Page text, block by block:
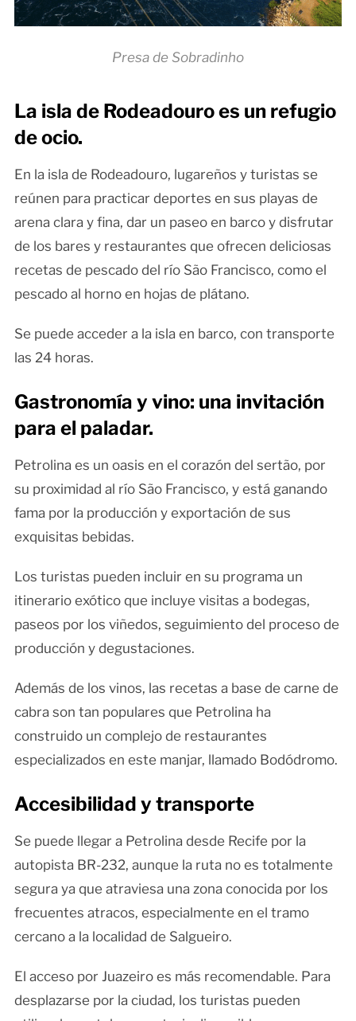
Presa de Sobradinho
La isla de Rodeadouro es un refugio
de ocio.
En la isla de Rodeadouro, lugareños y turistas se
reúnen para practicar deportes en sus playas de
arena clara y fina, dar un paseo en barco y disfrutar
de los bares y restaurantes que ofrecen deliciosas
recetas de pescado del río São Francisco, como el
pescado al horno en hojas de plátano.
Se puede acceder a la isla en barco, con transporte
las 24 horas.
Gastronomía y vino: una invitación
para el paladar.
Petrolina es un oasis en el corazón del sertão, por
su proximidad al río São Francisco, y está ganando
fama por la producción y exportación de sus
exquisitas bebidas.
Los turistas pueden incluir en su programa un
itinerario exótico que incluye visitas a bodegas,
paseos por los viñedos, seguimiento del proceso de
producción y degustaciones.
Además de los vinos, las recetas a base de carne de
cabra son tan populares que Petrolina ha
construido un complejo de restaurantes
especializados en este manjar, llamado Bodódromo.
Accesibilidad y transporte
Se puede llegar a Petrolina desde Recife por la
autopista BR-232, aunque la ruta no es totalmente
segura ya que atraviesa una zona conocida por los
frecuentes atracos, especialmente en el tramo
cercano a la localidad de Salgueiro.
El acceso por Juazeiro es más recomendable. Para
desplazarse por la ciudad, los turistas pueden